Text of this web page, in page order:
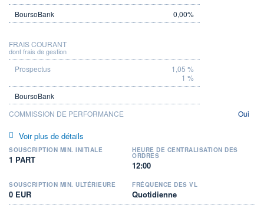
0,00%
FRAIS COURANT
dont frais de gestion
1,05 %
1 %
COMMISSION DE PERFORMANCE Oui
Voir plus de détails
SOUSCRIPTION MIN. INITIALE
1 PART
HEURE DE CENTRALISATION DES
ORDRES
12:00
SOUSCRIPTION MIN. ULTÉRIEURE
0 EUR
FRÉQUENCE DES VL
Quotidienne